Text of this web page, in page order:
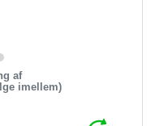
af
imellem)